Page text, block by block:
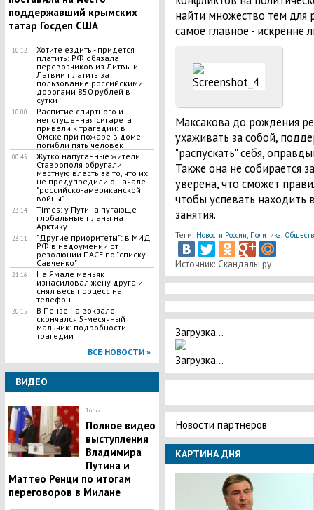
поддержавший крымских
татар Госдеп США
10:12
Хотите ездить - придется
платить: РФ обязала
перевозчиков из Литвы и
Латвии платить за
пользование российскими
дорогами 850 рублей в
сутки
10:00
Распитие спиртного и
непотушенная сигарета
привели к трагедии: в
Омске при пожаре в доме
погибли пять человек
00:45
Жутко напуганные жители
Ставрополя обругали
местную власть за то, что их
не предупредили о начале
"российско-американской
войны"
23:14
Times: у Путина пугающе
глобальные планы на
Арктику
23:11
"Другие приоритеты": в МИД
РФ в недоумении от
резолюции ПАСЕ по "списку
Савченко"
21:16
На Ямале маньяк
изнасиловал жену друга и
снял весь процесс на
телефон
20:15
В Пензе на вокзале
скончался 5-месячный
мальчик: подробности
трагедии
ВСЕ НОВОСТИ »
ВИДЕО
16:52
Полное видео
выступления
Владимира
Путина и
Маттео Ренци по итогам
переговоров в Милане
найти множество тем для
самое главное - искренне
Максакова до рождения
ухаживать за собой,
"распускать" себя,
Также она не собирается
уверена, что сможет
чтобы успевать
занятия.
Теги: Новости России Политика
Источник: Скандалы.ру
Загрузка...
Загрузка...
Новости партнеров
КАРТИНА ДНЯ